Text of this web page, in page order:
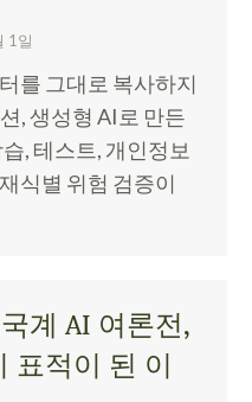
1일
를 그대로 복사하지
, 생성형 AI로 만든
, 테스트, 개인정보
식별 위험 검증이
계 AI 여론전,
표적이 된 이